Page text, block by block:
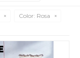
Color: Rosa